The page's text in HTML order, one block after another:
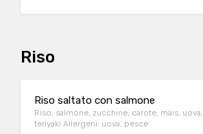
Riso
Riso saltato con salmone
Riso, salmone, zucchine, carote, mais, uova,
teriyaki Allergeni: uova, pesce